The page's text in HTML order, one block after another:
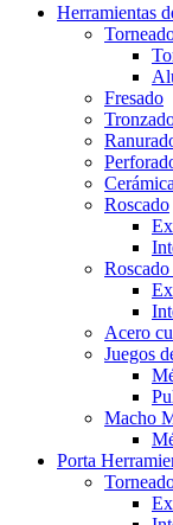
Herramientas
Fresado
Cerámica
Roscado
Acero
Juegos
Macho
Porta